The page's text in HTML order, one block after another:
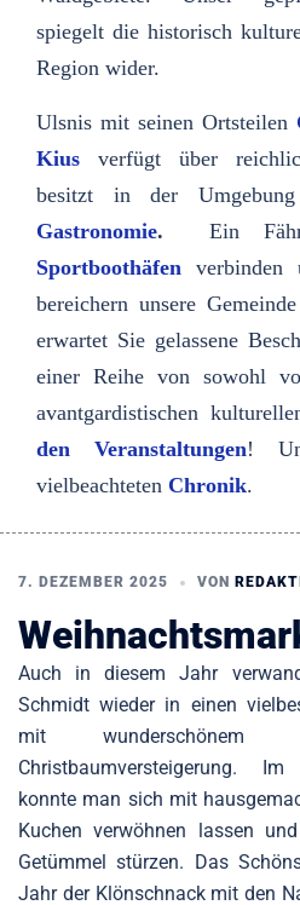
spiegelt die historisch
Region wider.
Ulsnis mit seinen Ortsteilen
Kius verfügt über
besitzt in der
Gastronomie. Ein
Sportboothäfen
bereichern unsere
erwartet Sie gelassene
einer Reihe von sowohl
avantgardistischen
den Veranstaltungen!
vielbeachteten Chronik.
7. DEZEMBER 2025 VON
Auch in diesem Jahr
Schmidt wieder in einen
mit wunderschönem
Christbaumversteigerung.
konnte man sich mit
Kuchen verwöhnen lassen
Getümmel stürzen. Das
Jahr der Klönschnack mit den